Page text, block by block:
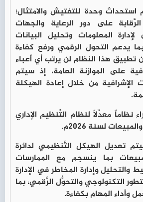
استحداث وحدة للتفتيش والامتثال؛
على دور الرعاية والجهات
المعلومات وتحليل البيانات
بما يدعم التحول الرقمي ورفع كفاءة
تطبيق هذا النظام لن يرتب أي أعباء
على الموازنة العامة، إذ سيتم
الإشرافية من خلال إعادة الهيكلة
نظاماً معدِّلاً لنظام التَّنظيم الإداري
لسنة 2026م.
تعديل الهيكل التَّنظيمي لدائرة
بما ينسجم مع الممارسات
والتحليل وإدارة المخاطر في الإدارة
التكنولوجي والتحوُّل الرَّقمي، بما
المهام بكفاءة.